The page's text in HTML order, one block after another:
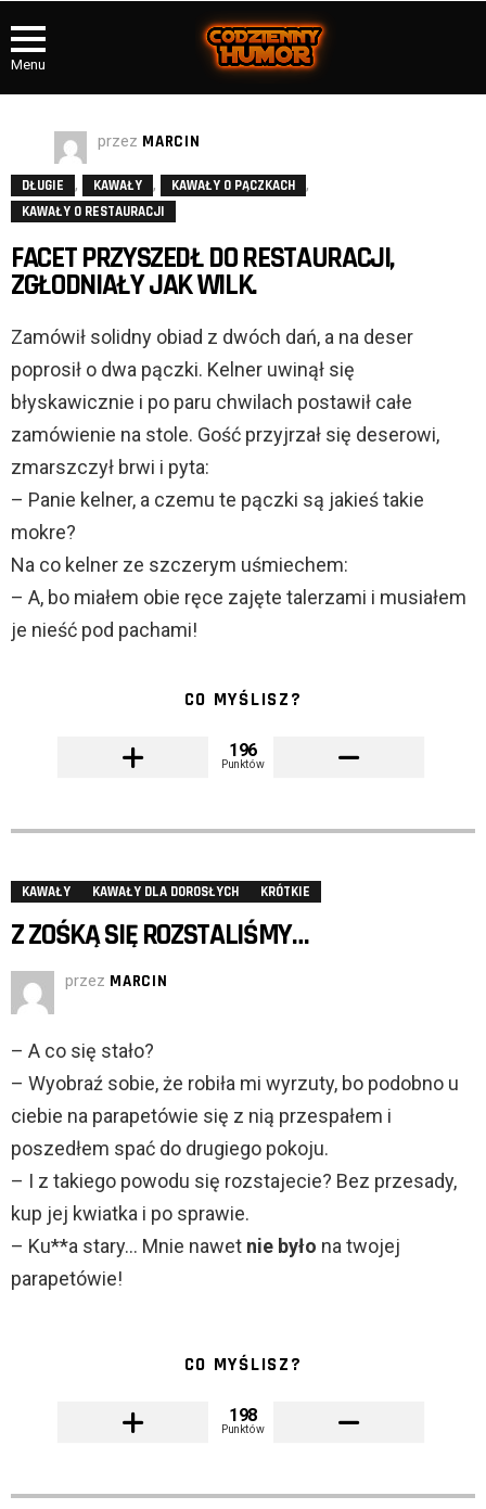
Menu
przez MARCIN
DŁUGIE , KAWAŁY , KAWAŁY O PĄCZKACH ,
KAWAŁY O RESTAURACJI
FACET PRZYSZEDŁ DO RESTAURACJI,
ZGŁODNIAŁY JAK WILK.
Zamówił solidny obiad z dwóch dań, a na deser
poprosił o dwa pączki. Kelner uwinął się
błyskawicznie i po paru chwilach postawił całe
zamówienie na stole. Gość przyjrzał się deserowi,
zmarszczył brwi i pyta:
– Panie kelner, a czemu te pączki są jakieś takie
mokre?
Na co kelner ze szczerym uśmiechem:
– A, bo miałem obie ręce zajęte talerzami i musiałem
je nieść pod pachami!
CO MYŚLISZ?
196
Punktów
KAWAŁY KAWAŁY DLA DOROSŁYCH KRÓTKIE
Z ZOŚKĄ SIĘ ROZSTALIŚMY…
przez MARCIN
– A co się stało?
– Wyobraź sobie, że robiła mi wyrzuty, bo podobno u
ciebie na parapetówie się z nią przespałem i
poszedłem spać do drugiego pokoju.
– I z takiego powodu się rozstajecie? Bez przesady,
kup jej kwiatka i po sprawie.
– Ku**a stary… Mnie nawet nie było na twojej
parapetówie!
CO MYŚLISZ?
198
Punktów